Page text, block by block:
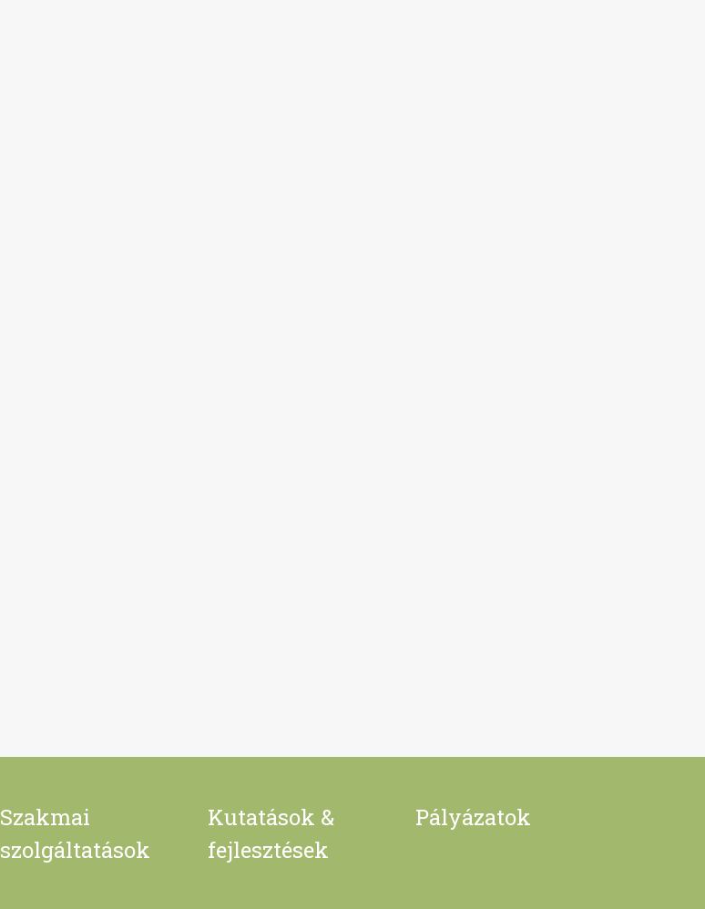
Szakmai
szolgáltatások
Kutatások &
fejlesztések
Pályázatok